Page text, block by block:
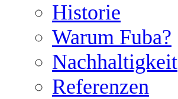
Historie
Warum Fuba?
Nachhaltigkeit
Referenzen